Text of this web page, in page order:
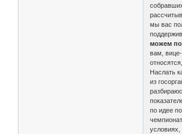
мы вас
можем
вам,
Наслать
из
по идее
условиях,